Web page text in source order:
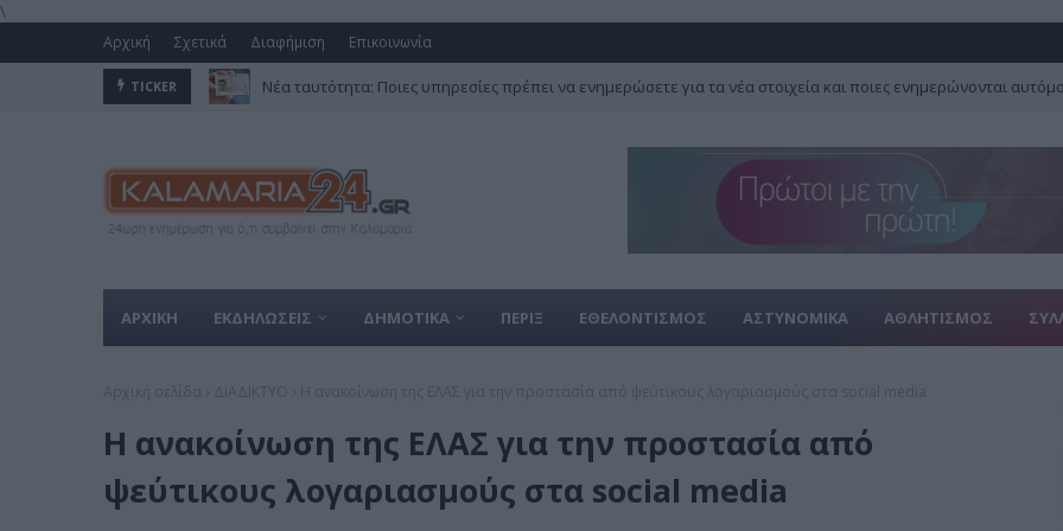
\
Αρχική Σχετικά Διαφήμιση Επικοινωνία
TICKER Νέα ταυτότητα: Ποιες υπηρεσίες πρέπει να ενημερώσετε για τα νέα στοιχεία και ποιες ενημερώνονται
ΑΡΧΙΚΗ ΕΚΔΗΛΩΣΕΙΣ ΔΗΜΟΤΙΚΑ ΠΕΡΙΞ ΕΘΕΛΟΝΤΙΣΜΟΣ ΑΣΤΥΝΟΜΙΚΑ ΑΘΛΗΤΙΣΜΟΣ
Η ανακοίνωση της ΕΛΑΣ για την προστασία από
ψεύτικους λογαριασμούς στα social media